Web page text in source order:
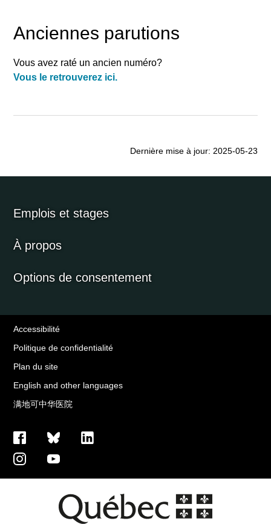
Anciennes parutions
Vous avez raté un ancien numéro?
Vous le retrouverez ici.
Dernière mise à jour: 2025-05-23
Emplois et stages
À propos
Options de consentement
Accessibilité
Politique de confidentialité
Plan du site
English and other languages
满地可中华医院